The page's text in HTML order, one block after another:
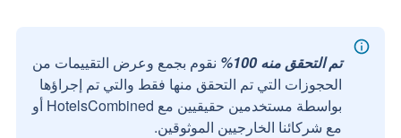
تم التحقق منه 100%
نقوم بجمع وعرض التقييمات من
الحجوزات التي تم التحقق منها فقط والتي تم إجراؤها
بواسطة مستخدمين حقيقيين مع HotelsCombined أو
مع شركائنا الخارجيين الموثوقين.